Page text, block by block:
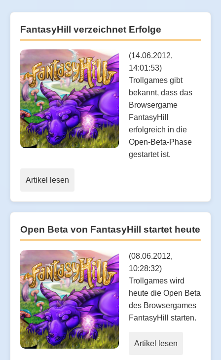
FantasyHill verzeichnet Erfolge
(14.06.2012,
14:01:53)
Trollgames gibt
bekannt, dass das
Browsergame
FantasyHill
erfolgreich in die
Open-Beta-Phase
gestartet ist.
Artikel lesen
Open Beta von FantasyHill startet heute
(08.06.2012,
10:28:32)
Trollgames wird
heute die Open Beta
des Browsergames
FantasyHill starten.
Artikel lesen